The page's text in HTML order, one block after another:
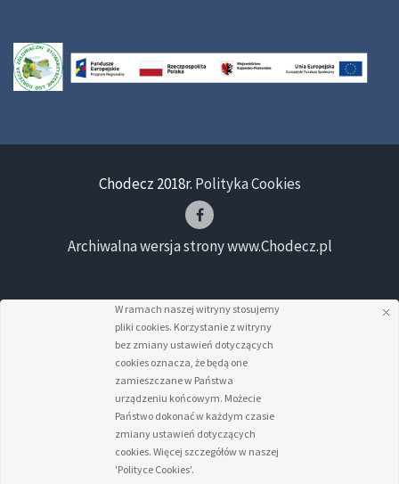
Chodecz 2018r. Polityka Cookies
Archiwalna wersja strony www.Chodecz.pl
W ramach naszej witryny stosujemy
pliki cookies. Korzystanie z witryny
bez zmiany ustawień dotyczących
cookies oznacza, że będą one
zamieszczane w Państwa
urządzeniu końcowym. Możecie
Państwo dokonać w każdym czasie
zmiany ustawień dotyczących
cookies. Więcej szczegółów w naszej
'Polityce Cookies'.